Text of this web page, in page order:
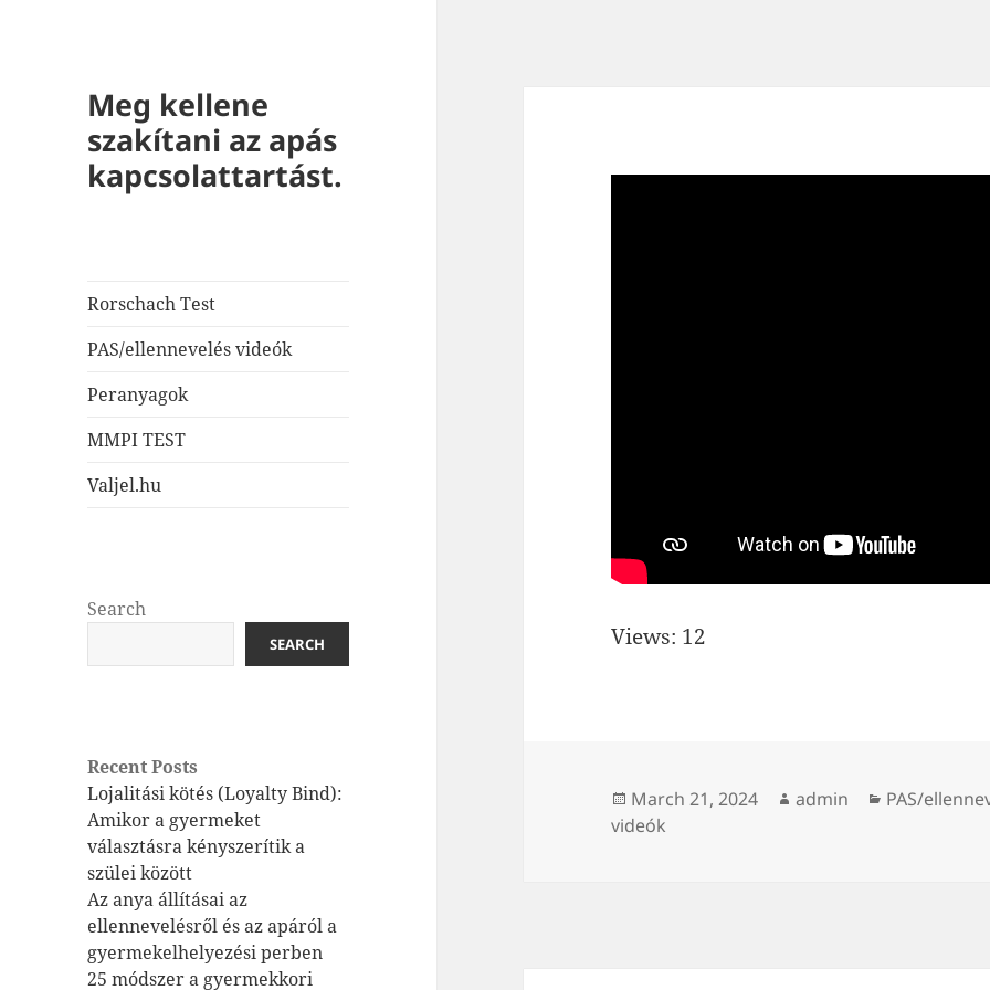
Meg kellene
szakítani az apás
kapcsolattartást.
Rorschach Test
PAS/ellennevelés videók
Peranyagok
MMPI TEST
Valjel.hu
Search
SEARCH
Recent Posts
Lojalitási kötés (Loyalty Bind):
Amikor a gyermeket
választásra kényszerítik a
szülei között
Az anya állításai az
ellennevelésről és az apáról a
gyermekelhelyezési perben
25 módszer a gyermekkori
Views: 12
Posted
on
March 21, 2024 Author
admin Categories
PAS/
videók